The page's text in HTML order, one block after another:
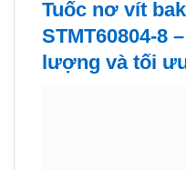
Tuốc nơ vít
STMT60804-8
lượng và tối